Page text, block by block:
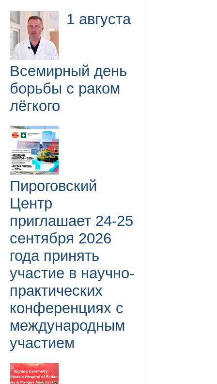
1 августа
Всемирный день
борьбы с раком
лёгкого
Пироговский
Центр
приглашает 24-25
сентября 2026
года принять
участие в научно-
практических
конференциях с
международным
участием